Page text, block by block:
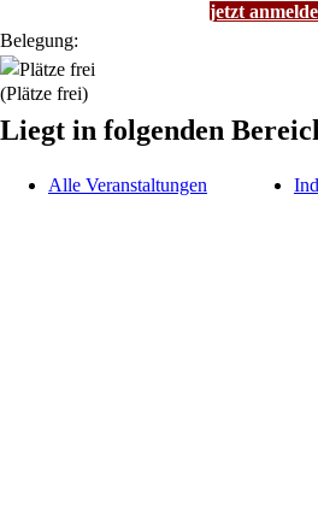
jetzt
Belegung:
(Plätze frei)
Liegt in folgenden
Alle Veranstaltungen